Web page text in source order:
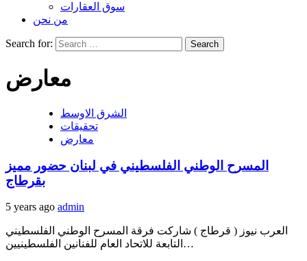
سوق العقارات
من نحن
Search for:
معارض
الشرق الاوسط
تحقيقات
معارض
المسرح الوطني الفلسطيني في لبنان حضور مميز
بقرطاج
5 years ago admin
العرب نيوز ( قرطاج ) شاركت فرقة المسرح الوطني الفلسطيني
التابعة للاتحاد العام للفنانين الفلسطينيين…